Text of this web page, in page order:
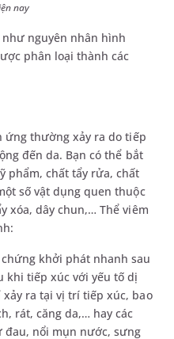
nay
nguyên nhân hình
phân loại thành các
ứng thường xảy ra do tiếp
đến da. Bạn có thể bắt
phẩm, chất tẩy rửa, chất
số vật dụng quen thuộc
xóa, dây chun,… Thể viêm
khởi phát nhanh sau
khi tiếp xúc với yếu tố dị
ra tại vị trí tiếp xúc, bao
rát, căng da,… hay các
nổi mụn nước, sưng